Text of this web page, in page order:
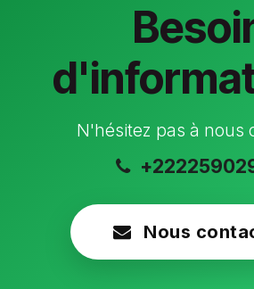
N'hésitez pas à nous
Nous